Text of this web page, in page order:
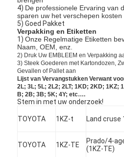
4) De professionele Ervaring van
sparen uw het verschepen kosten
5) Goed Pakket
Verpakking en Etiketten
1)Onze Regelmatige Etiketten
Naam, OEM, enz.
2) Druk Uw EMBLEEM en Verpakking
3) Steek Goederen met Kartondozen,
Gevallen of Pallet aan
Lijst van Vervangstukken Verwant
2L; 3L; 5L; 2L2; 2LT; 1KD; 2KD; 1KZ;
B; 2B; 3B; 5K; 4Y; etc….
Stem in met uw onderzoek!
TOYOTA 1KZ-t Land cruse
TOYOTA 1KZ-TE
Prado/4-
(1KZ-TE)